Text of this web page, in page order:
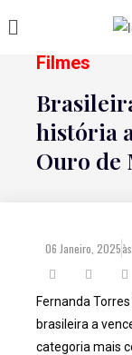
Filmes
história
Ouro de
06 Janeiro, 2025às
Fernanda
brasileira a
categoria mais